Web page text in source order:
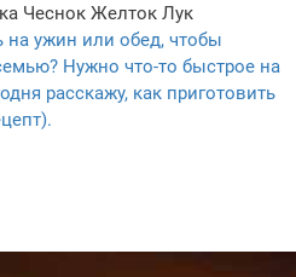
Чеснок Желток Лук
на ужин или обед, чтобы
Нужно что-то быстрое на
расскажу, как приготовить